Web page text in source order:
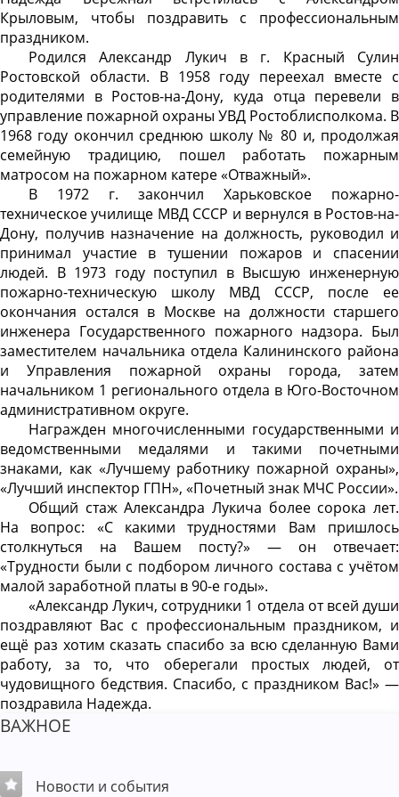
Крыловым, чтобы поздравить с профессиональным
праздником.
Родился Александр Лукич в г. Красный Сулин
Ростовской области. В 1958 году переехал вместе с
родителями в Ростов-на-Дону, куда отца перевели в
управление пожарной охраны УВД Ростоблисполкома. В
1968 году окончил среднюю школу № 80 и, продолжая
семейную традицию, пошел работать пожарным
матросом на пожарном катере «Отважный».
В 1972 г. закончил Харьковское пожарно-
техническое училище МВД СССР и вернулся в Ростов-на-
Дону, получив назначение на должность, руководил и
принимал участие в тушении пожаров и спасении
людей. В 1973 году поступил в Высшую инженерную
пожарно-техническую школу МВД СССР, после ее
окончания остался в Москве на должности старшего
инженера Государственного пожарного надзора. Был
заместителем начальника отдела Калининского района
и Управления пожарной охраны города, затем
начальником 1 регионального отдела в Юго-Восточном
административном округе.
Награжден многочисленными государственными и
ведомственными медалями и такими почетными
знаками, как «Лучшему работнику пожарной охраны»,
«Лучший инспектор ГПН», «Почетный знак МЧС России».
Общий стаж Александра Лукича более сорока лет.
На вопрос: «С какими трудностями Вам пришлось
столкнуться на Вашем посту?» — он отвечает:
«Трудности были с подбором личного состава с учётом
малой заработной платы в 90-е годы».
«Александр Лукич, сотрудники 1 отдела от всей души
поздравляют Вас с профессиональным праздником, и
ещё раз хотим сказать спасибо за всю сделанную Вами
работу, за то, что оберегали простых людей, от
чудовищного бедствия. Спасибо, с праздником Вас!» —
поздравила Надежда.
ВАЖНОЕ
Новости и события